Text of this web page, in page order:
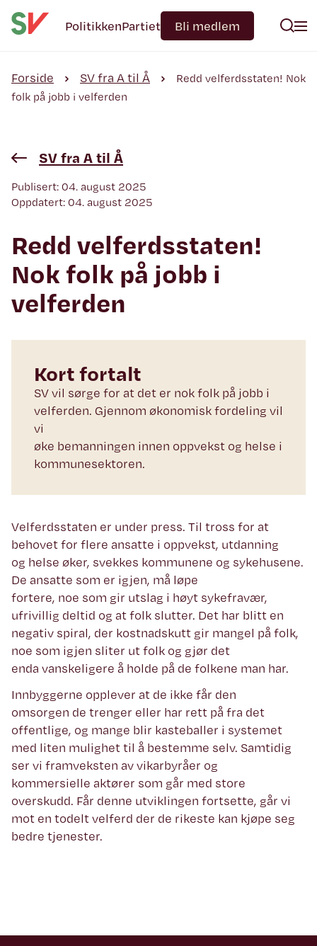
PolitikkenPartiet Bli medlem
Forside SV fra A til Å
Redd velferdsstaten! Nok
folk på jobb i velferden
SV fra A til Å
Publisert: 04. august 2025
Oppdatert: 04. august 2025
Redd velferdsstaten!
Nok folk på jobb i
velferden
Kort fortalt
SV vil sørge for at det er nok folk på jobb i
velferden. Gjennom økonomisk fordeling vil
vi
øke bemanningen innen oppvekst og helse i
kommunesektoren.
Velferdsstaten er under press. Til tross for at
behovet for flere ansatte i oppvekst, utdanning
og helse øker, svekkes kommunene og sykehusene.
De ansatte som er igjen, må løpe
fortere, noe som gir utslag i høyt sykefravær,
ufrivillig deltid og at folk slutter. Det har blitt en
negativ spiral, der kostnadskutt gir mangel på folk,
noe som igjen sliter ut folk og gjør det
enda vanskeligere å holde på de folkene man har.
Innbyggerne opplever at de ikke får den
omsorgen de trenger eller har rett på fra det
offentlige, og mange blir kasteballer i systemet
med liten mulighet til å bestemme selv. Samtidig
ser vi framveksten av vikarbyråer og
kommersielle aktører som går med store
overskudd. Får denne utviklingen fortsette, går vi
mot en todelt velferd der de rikeste kan kjøpe seg
bedre tjenester.